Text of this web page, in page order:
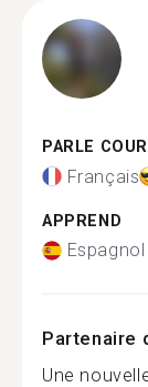
PARLE
Français
APPREND
Espagnol
Partenaire
Une